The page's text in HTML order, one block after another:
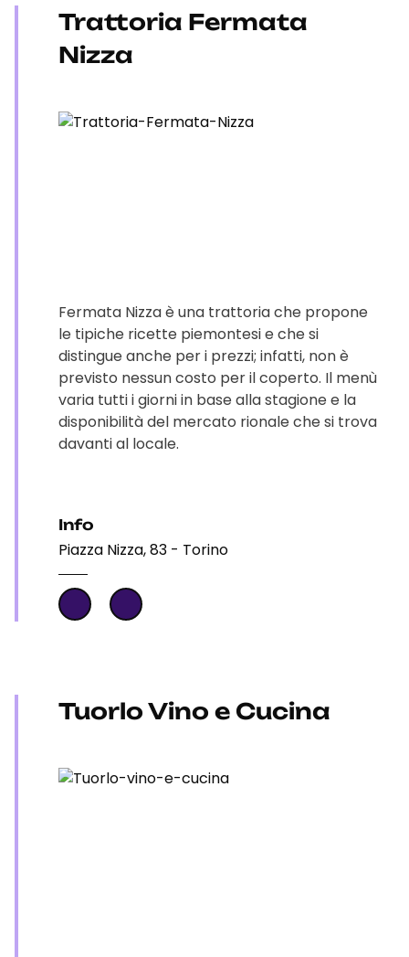
Trattoria Fermata
Nizza
Fermata Nizza è una trattoria che propone
le tipiche ricette piemontesi e che si
distingue anche per i prezzi; infatti, non è
previsto nessun costo per il coperto. Il menù
varia tutti i giorni in base alla stagione e la
disponibilità del mercato rionale che si trova
davanti al locale.
Info
Piazza Nizza, 83 - Torino
Tuorlo Vino e Cucina